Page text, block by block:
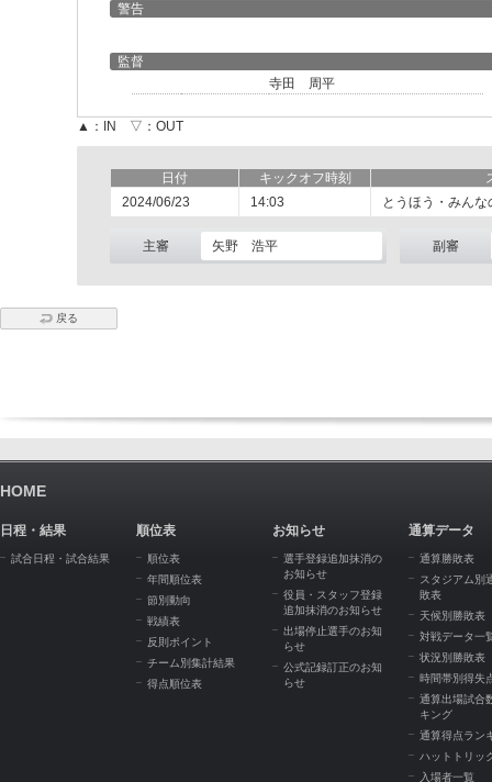
警告
監督
寺田 周平
▲：IN ▽：OUT
日付 キックオフ時刻
2024/06/23
14:03 とうほう・みん
主審 矢野 浩平 副審
戻る
HOME
日程・結果
試合日程・試合結果
順位表
順位表
年間順位表
節別動向
戦績表
反則ポイント
チーム別集計結果
得点順位表
お知らせ
選手登録追加抹消の
お知らせ
役員・スタッフ登録
追加抹消のお知らせ
出場停止選手のお知
らせ
公式記録訂正のお知
らせ
通算データ
通算勝敗表
スタジアム別
敗表
天候別勝敗表
対戦データ一
状況別勝敗表
時間帯別得失
通算出場試合
キング
通算得点ラン
ハットトリッ
入場者一覧